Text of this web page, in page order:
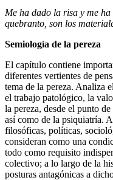
Me ha dado la risa y me
quebranto, son los
Semiología de la pereza
El capítulo contiene
diferentes vertientes de
tema de la pereza. Analiza
el trabajo patológico, la
la pereza, desde el punto
así como de la psiquiatría.
filosóficas, políticas,
consideran como una
todo como requisito
colectivo; a lo largo de la
posturas antagónicas a